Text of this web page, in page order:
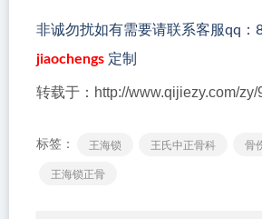
非诚勿扰如有需要请联系客服qq：
jiaochengs 定制
转载于：http://www.qijiezy.com/zy/
标签： 王海锁 王氏中正骨科
骨
王海锁正骨